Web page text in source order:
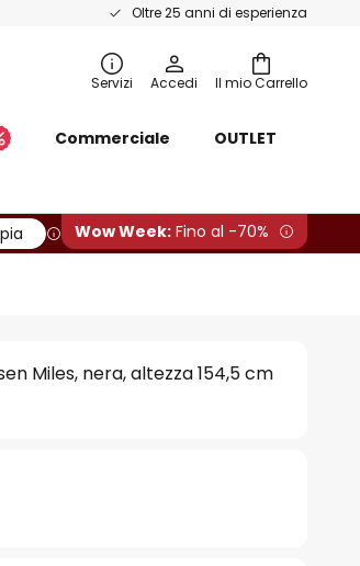
Oltre 25 anni di esperienza
Il mio Carrello
Servizi Accedi
Commerciale OUTLET
Wow Week: Fino al -70%
Miles, nera, altezza 154,5 cm